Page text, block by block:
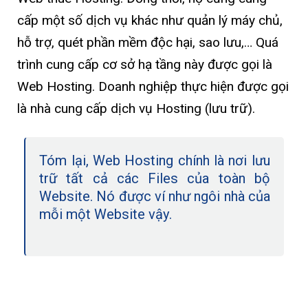
cấp một số dịch vụ khác như quản lý máy chủ,
hỗ trợ, quét phần mềm độc hại, sao lưu,… Quá
trình cung cấp cơ sở hạ tầng này được gọi là
Web Hosting. Doanh nghiệp thực hiện được gọi
là nhà cung cấp dịch vụ Hosting (lưu trữ).
Tóm lại, Web Hosting chính là nơi lưu
trữ tất cả các Files của toàn bộ
Website. Nó được ví như ngôi nhà của
mỗi một Website vậy.